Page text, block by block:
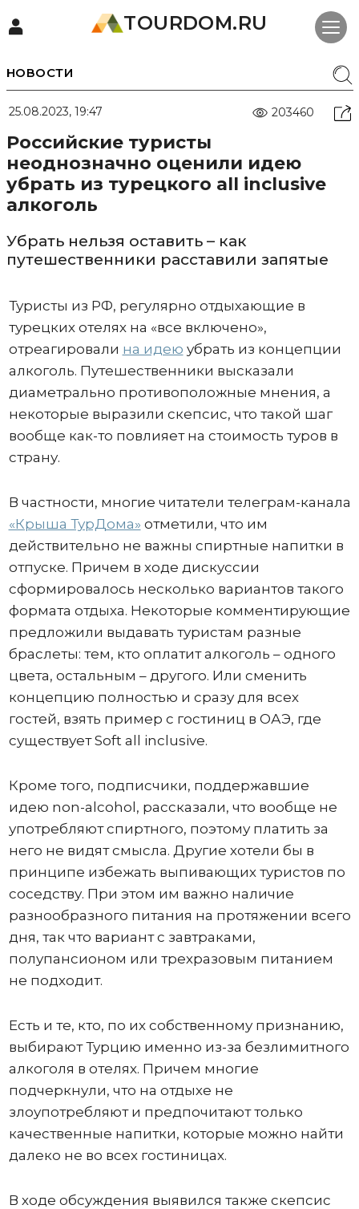
TOURDOM.RU
НОВОСТИ
25.08.2023, 19:47 203460
Российские туристы
неоднозначно оценили идею
убрать из турецкого all inclusive
алкоголь
Убрать нельзя оставить – как
путешественники расставили запятые
Туристы из РФ, регулярно отдыхающие в
турецких отелях на «все включено»,
отреагировали на идею убрать из концепции
алкоголь. Путешественники высказали
диаметрально противоположные мнения, а
некоторые выразили скепсис, что такой шаг
вообще как-то повлияет на стоимость туров в
страну.
В частности, многие читатели телеграм-канала
«Крыша ТурДома» отметили, что им
действительно не важны спиртные напитки в
отпуске. Причем в ходе дискуссии
сформировалось несколько вариантов такого
формата отдыха. Некоторые комментирующие
предложили выдавать туристам разные
браслеты: тем, кто оплатит алкоголь – одного
цвета, остальным – другого. Или сменить
концепцию полностью и сразу для всех
гостей, взять пример с гостиниц в ОАЭ, где
существует Soft all inclusive.
Кроме того, подписчики, поддержавшие
идею non-alcohol, рассказали, что вообще не
употребляют спиртного, поэтому платить за
него не видят смысла. Другие хотели бы в
принципе избежать выпивающих туристов по
соседству. При этом им важно наличие
разнообразного питания на протяжении всего
дня, так что вариант с завтраками,
полупансионом или трехразовым питанием
не подходит.
Есть и те, кто, по их собственному признанию,
выбирают Турцию именно из-за безлимитного
алкоголя в отелях. Причем многие
подчеркнули, что на отдыхе не
злоупотребляют и предпочитают только
качественные напитки, которые можно найти
далеко не во всех гостиницах.
В ходе обсуждения выявился также скепсис